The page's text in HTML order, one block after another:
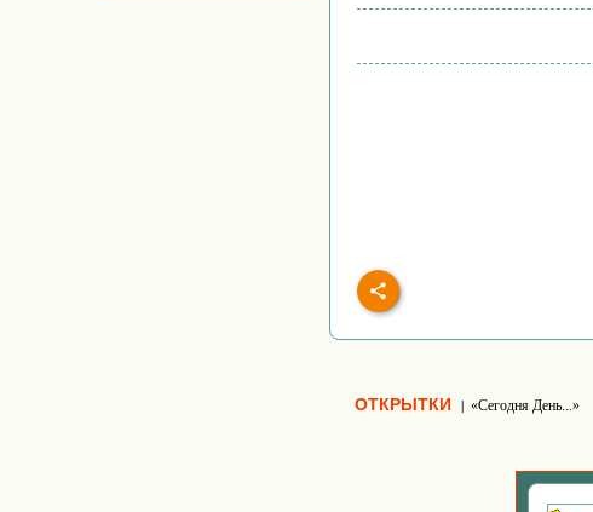
ОТКРЫТКИ | «Сегодня День...»